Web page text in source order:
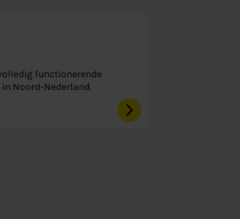
functionerende
Noord-Nederland.